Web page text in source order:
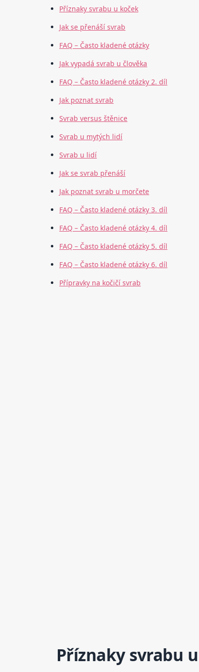
Příznaky svrabu u koček
Jak se přenáší svrab
FAQ – Často kladené otázky
Jak vypadá svrab u člověka
FAQ – Často kladené otázky 2. díl
Jak poznat svrab
Svrab versus štěnice
Svrab u mytých lidí
Svrab u lidí
Jak se svrab přenáší
Jak poznat svrab u morčete
FAQ – Často kladené otázky 3. díl
FAQ – Často kladené otázky 4. díl
FAQ – Často kladené otázky 5. díl
FAQ – Často kladené otázky 6. díl
Přípravky na kočičí svrab
Příznaky svrabu